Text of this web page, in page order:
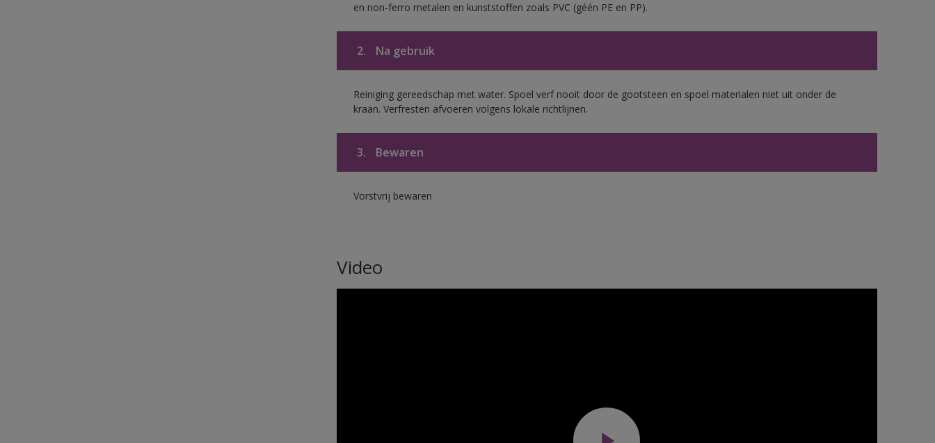
en non-ferro metalen en kunststoffen zoals PVC (géén PE en PP).
2. Na gebruik
Reiniging gereedschap met water. Spoel verf nooit door de gootsteen en spoel materialen niet uit onder de
kraan. Verfresten afvoeren volgens lokale richtlijnen.
3. Bewaren
Vorstvrij bewaren
Video